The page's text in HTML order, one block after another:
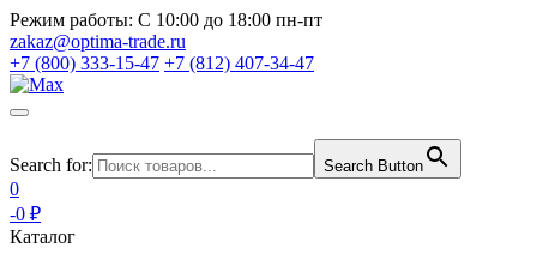
Режим работы: С 10:00 до 18:00 пн-пт
zakaz@optima-trade.ru
+7 (800) 333-15-47 +7 (812) 407-34-47
Search for: Search Button
0
-0 ₽
Каталог